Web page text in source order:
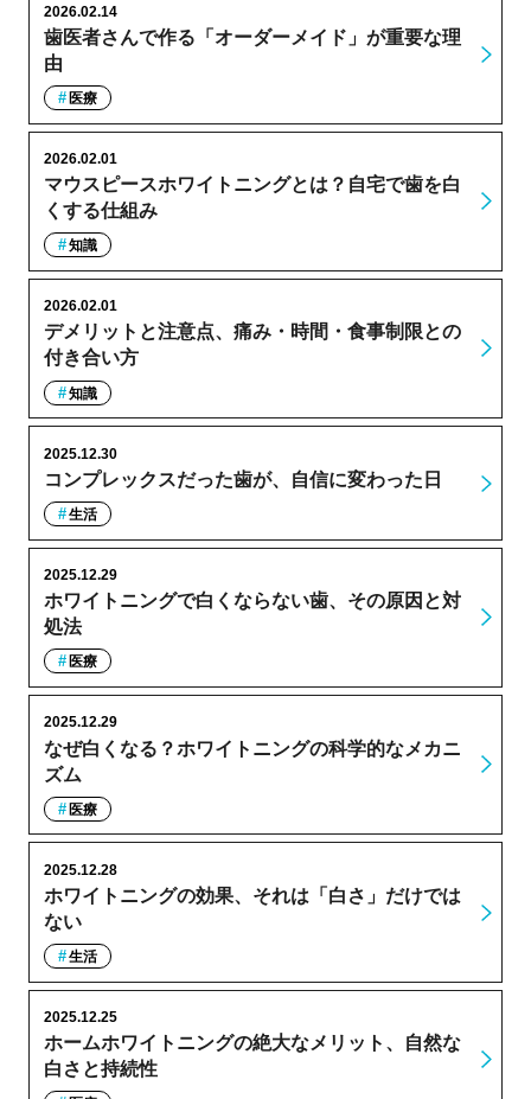
歯医者さんで作る「オーダーメイド」が重要な理
由
2026.02.14
医療
マウスピースホワイトニングとは？自宅で歯を白
くする仕組み
2026.02.01
知識
デメリットと注意点、痛み・時間・食事制限との
付き合い方
2026.02.01
知識
コンプレックスだった歯が、自信に変わった日
2025.12.30
生活
ホワイトニングで白くならない歯、その原因と対
処法
2025.12.29
医療
なぜ白くなる？ホワイトニングの科学的なメカニ
ズム
2025.12.29
医療
ホワイトニングの効果、それは「白さ」だけでは
ない
2025.12.28
生活
ホームホワイトニングの絶大なメリット、自然な
白さと持続性
2025.12.25